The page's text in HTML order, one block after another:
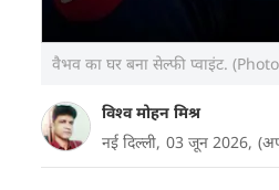
वैभव का घर बना सेल्फी प्वाइंट.
विश्व मोहन मिश्र
नई दिल्ली, 03 जून 2026,